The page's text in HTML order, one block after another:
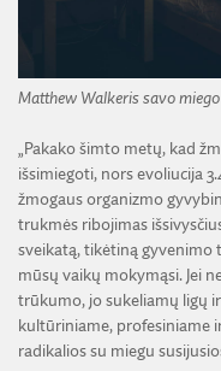
Matthew Walkeris savo
„Pakako šimto metų, kad
išsimiegoti, nors evoliucija
žmogaus organizmo
trukmės ribojimas
sveikatą, tikėtiną gyvenimo
mūsų vaikų mokymąsi. Jei
trūkumo, jo sukeliamų ligų
kultūriniame, profesiniame
radikalios su miegu